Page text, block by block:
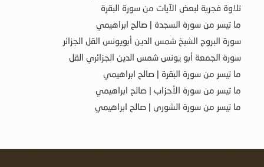
تلاوة فجرية لبعض الآيات من سورة البقرة
ما تيسر من سورة السجدة | صالح ابراهيمي
سورة البروج الشيخ شمس الدين أبويونس القل الجزائر
سورة الجمعة أبو يونس شمس الدين الجزائري القل
ما تيسر من سورة البقرة | صالح ابراهيمي
ما تيسر من سورة الأحزاب | صالح ابراهيمي
ما تيسر من سورة الشورى | صالح ابراهيمي